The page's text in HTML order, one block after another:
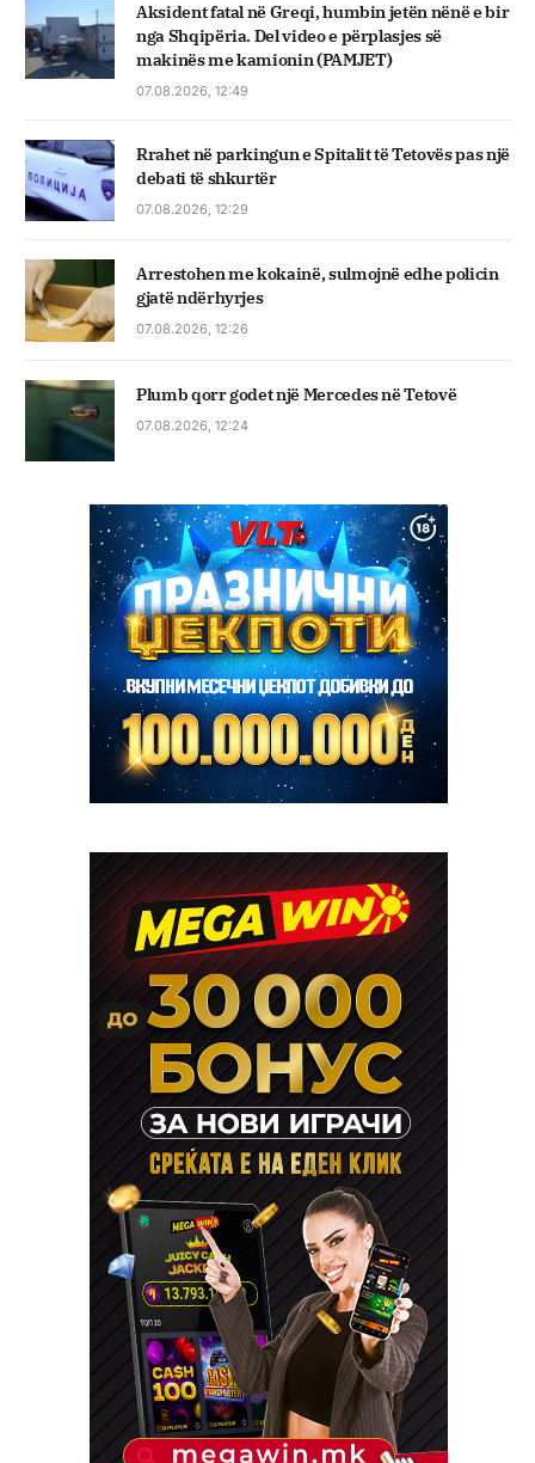
Aksident fatal në Greqi, humbin jetën nënë e bir
nga Shqipëria. Del video e përplasjes së
makinës me kamionin (PAMJET)
07.08.2026, 12:49
Rrahet në parkingun e Spitalit të Tetovës pas një
debati të shkurtër
07.08.2026, 12:29
Arrestohen me kokainë, sulmojnë edhe policin
gjatë ndërhyrjes
07.08.2026, 12:26
Plumb qorr godet një Mercedes në Tetovë
07.08.2026, 12:24